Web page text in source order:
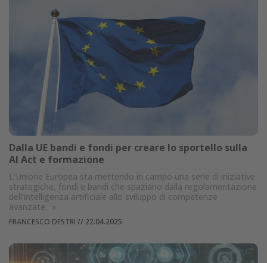
Dalla UE bandi e fondi per creare lo sportello sulla
AI Act e formazione
L’Unione Europea sta mettendo in campo una serie di iniziative
strategiche, fondi e bandi che spaziano dalla regolamentazione
dell’intelligenza artificiale allo sviluppo di competenze
avanzate. »
FRANCESCO DESTRI // 22.04.2025